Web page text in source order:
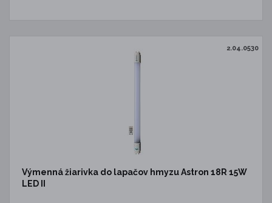
2.04.0530
Výmenná žiarivka do lapačov hmyzu Astron 18R 15W
LED II